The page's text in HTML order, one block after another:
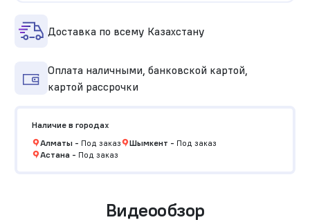
Доставка по всему Казахстану
Оплата наличными, банковской картой,
картой рассрочки
Наличие в городах
Алматы- Под заказ Шымкент - Под заказ
Астана- Под заказ
Видеообзор